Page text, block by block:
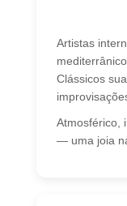
Artistas
Clássicos
Atmosférico,
— uma joia